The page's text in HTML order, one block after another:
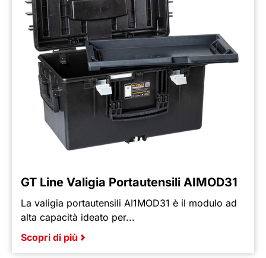
GT Line Valigia Portautensili AIMOD31
La valigia portautensili AI1MOD31 è il modulo ad
alta capacità ideato per...
Scopri di più